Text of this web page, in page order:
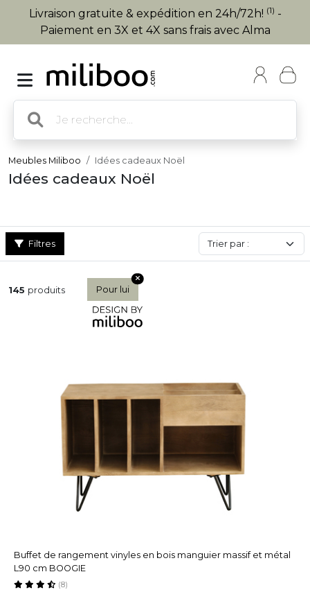
Livraison gratuite & expédition en 24h/72h! (1) -
Paiement en 3X et 4X sans frais avec Alma
Meubles Miliboo Idées cadeaux Noël
Idées cadeaux Noël
Filtres
145 produits Pour lui
Buffet de rangement vinyles en bois manguier massif et métal
L90 cm BOOGIE
(8)